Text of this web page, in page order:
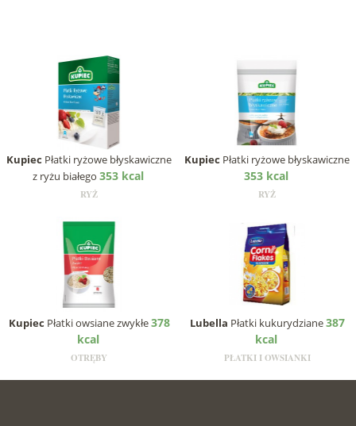
Kupiec Płatki ryżowe błyskawiczne
z ryżu białego 353 kcal
RYŻ
Kupiec Płatki ryżowe błyskawiczne
353 kcal
RYŻ
Kupiec Płatki owsiane zwykłe378
kcal
OTRĘBY
Lubella Płatki kukurydziane387
kcal
PŁATKI I OWSIANKI